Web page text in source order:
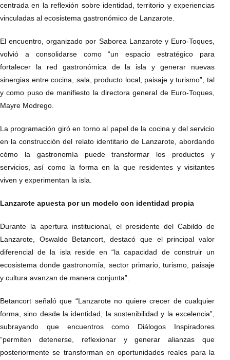
centrada en la reflexión sobre identidad, territorio y experiencias
vinculadas al ecosistema gastronómico de Lanzarote.
El encuentro, organizado por Saborea Lanzarote y Euro-Toques,
volvió a consolidarse como “un espacio estratégico para
fortalecer la red gastronómica de la isla y generar nuevas
sinergias entre cocina, sala, producto local, paisaje y turismo”, tal
y como puso de manifiesto la directora general de Euro-Toques,
Mayre Modrego.
La programación giró en torno al papel de la cocina y del servicio
en la construcción del relato identitario de Lanzarote, abordando
cómo la gastronomía puede transformar los productos y
servicios, así como la forma en la que residentes y visitantes
viven y experimentan la isla.
Lanzarote apuesta por un modelo con identidad propia
Durante la apertura institucional, el presidente del Cabildo de
Lanzarote, Oswaldo Betancort, destacó que el principal valor
diferencial de la isla reside en “la capacidad de construir un
ecosistema donde gastronomía, sector primario, turismo, paisaje
y cultura avanzan de manera conjunta”.
Betancort señaló que “Lanzarote no quiere crecer de cualquier
forma, sino desde la identidad, la sostenibilidad y la excelencia”,
subrayando que encuentros como Diálogos Inspiradores
“permiten detenerse, reflexionar y generar alianzas que
posteriormente se transforman en oportunidades reales para la